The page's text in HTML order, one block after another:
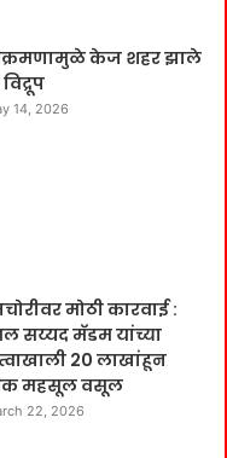
केज शहर झाले
14, 2026
मोठी कारवाई :
सय्यद मॅडम यांच्या
20 लाखांहून
महसूल वसूल
22, 2026